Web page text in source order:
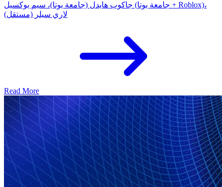
جاكوب هايدل (جامعة يوتا)، سيم يوكسيل (جامعة يوتا + Roblox)،
لاري سيلر (مستقل)
Read More